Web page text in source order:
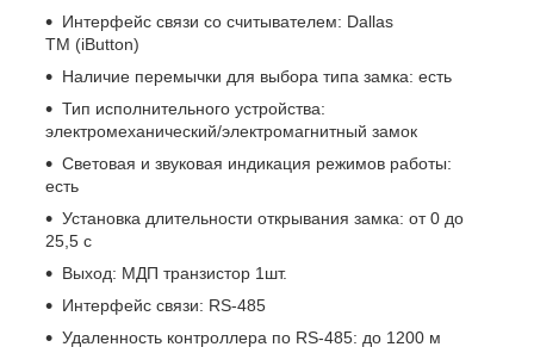
Интерфейс связи со считывателем: Dallas
TM (iButton)
Наличие перемычки для выбора типа замка: есть
Тип исполнительного устройства:
электромеханический/электромагнитный замок
Световая и звуковая индикация режимов работы:
есть
Установка длительности открывания замка: от 0 до
25,5 c
Выход: МДП транзистор 1шт.
Интерфейс связи: RS-485
Удаленность контроллера по RS-485: до 1200 м